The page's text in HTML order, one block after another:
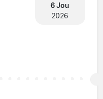
6 Jou
2026